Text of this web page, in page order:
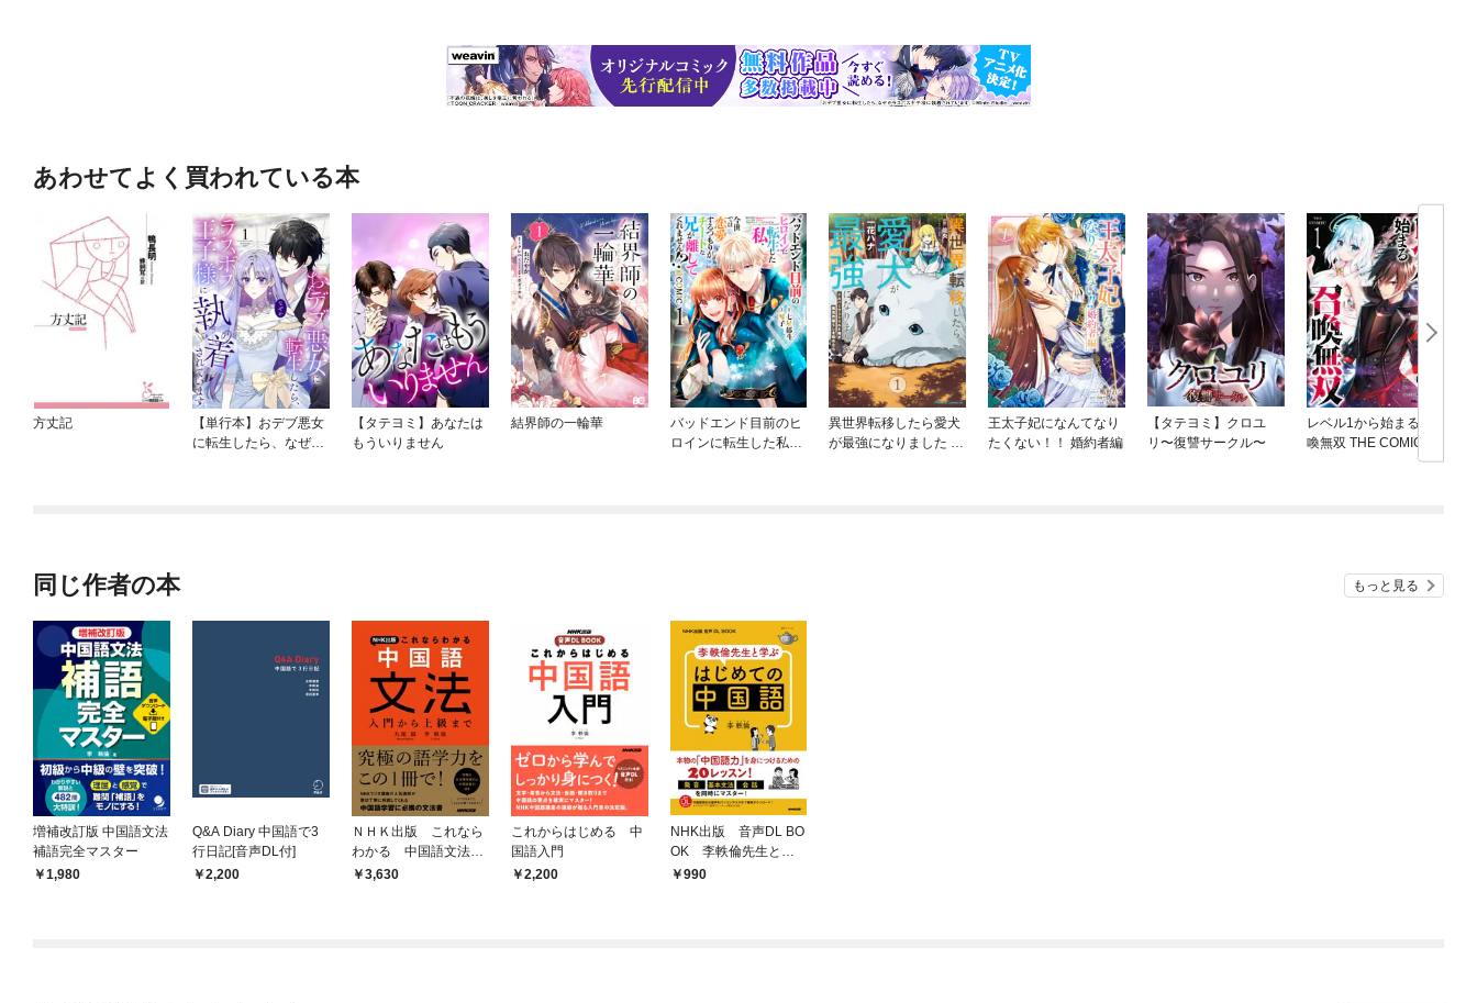
あわせてよく買われている本
方丈記
【単行本】おデブ悪女
に転生したら、なぜか
【タテヨミ】あなたは
もういりません
結界師の一輪華
バッドエンド目前のヒ
ロインに転生した私、
異世界転移したら愛犬
が最強になりました ～
王太子妃になんてなり
たくない！！ 婚約者編
【タテヨミ】クロユ
リ〜復讐サークル〜
レベル1から始まる召
喚無双 THE COMIC
同じ作者の本 もっと見る
増補改訂版 中国語文法
補語完全マスター
1,980
Q&A Diary 中国語で3
行日記[音声DL付]
2,200
ＮＨＫ出版 これなら
わかる 中国語文法
入門から上級まで
3,630
これからはじめる 中
国語入門
2,200
NHK出版 音声DL BO
OK 李軼倫先生と学
ぶ はじめての中国語
990